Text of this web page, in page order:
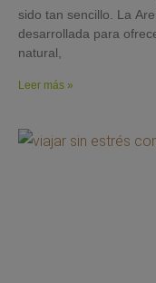
sido tan sencillo. La
desarrollada para
natural,
Leer más »